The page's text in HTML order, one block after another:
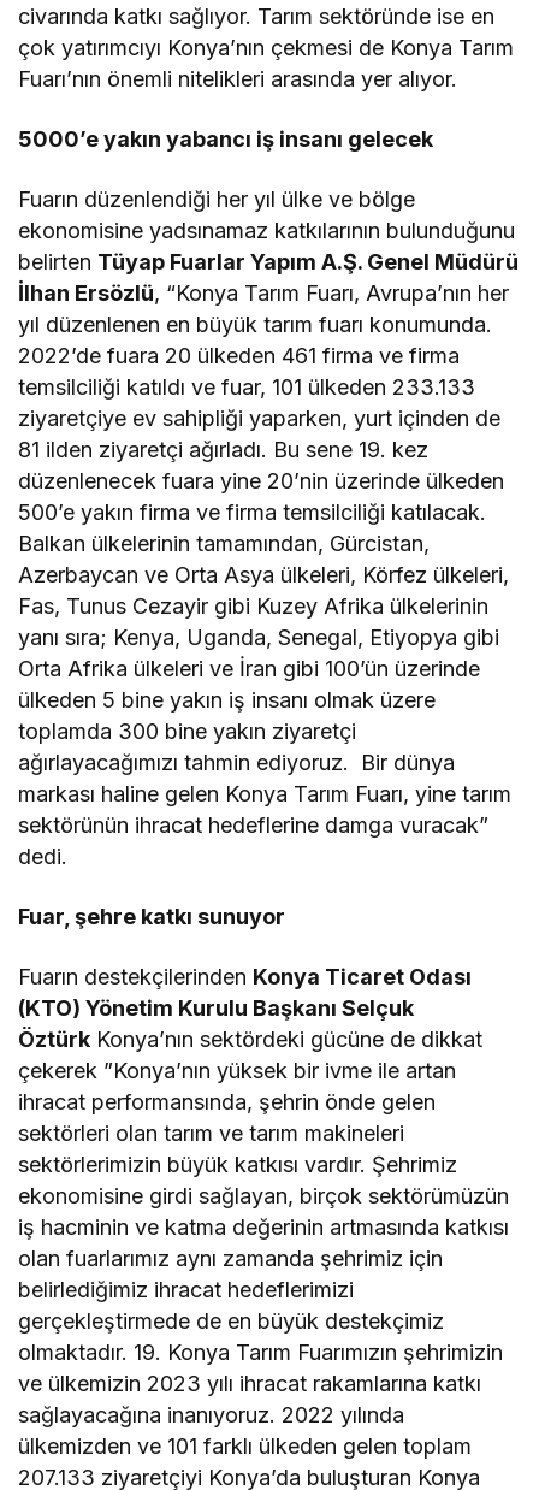
civarında katkı sağlıyor. Tarım sektöründe ise en
çok yatırımcıyı Konya’nın çekmesi de Konya Tarım
Fuarı’nın önemli nitelikleri arasında yer alıyor.
5000’e yakın yabancı iş insanı gelecek
Fuarın düzenlendiği her yıl ülke ve bölge
ekonomisine yadsınamaz katkılarının bulunduğunu
belirten Tüyap Fuarlar Yapım A.Ş. Genel Müdürü
İlhan Ersözlü, “Konya Tarım Fuarı, Avrupa’nın her
yıl düzenlenen en büyük tarım fuarı konumunda.
2022’de fuara 20 ülkeden 461 firma ve firma
temsilciliği katıldı ve fuar, 101 ülkeden 233.133
ziyaretçiye ev sahipliği yaparken, yurt içinden de
81 ilden ziyaretçi ağırladı. Bu sene 19. kez
düzenlenecek fuara yine 20’nin üzerinde ülkeden
500’e yakın firma ve firma temsilciliği katılacak.
Balkan ülkelerinin tamamından, Gürcistan,
Azerbaycan ve Orta Asya ülkeleri, Körfez ülkeleri,
Fas, Tunus Cezayir gibi Kuzey Afrika ülkelerinin
yanı sıra; Kenya, Uganda, Senegal, Etiyopya gibi
Orta Afrika ülkeleri ve İran gibi 100’ün üzerinde
ülkeden 5 bine yakın iş insanı olmak üzere
toplamda 300 bine yakın ziyaretçi
ağırlayacağımızı tahmin ediyoruz. Bir dünya
markası haline gelen Konya Tarım Fuarı, yine tarım
sektörünün ihracat hedeflerine damga vuracak”
dedi.
Fuar, şehre katkı sunuyor
Fuarın destekçilerinden Konya Ticaret Odası
(KTO) Yönetim Kurulu Başkanı Selçuk
Öztürk Konya’nın sektördeki gücüne de dikkat
çekerek ”Konya’nın yüksek bir ivme ile artan
ihracat performansında, şehrin önde gelen
sektörleri olan tarım ve tarım makineleri
sektörlerimizin büyük katkısı vardır. Şehrimiz
ekonomisine girdi sağlayan, birçok sektörümüzün
iş hacminin ve katma değerinin artmasında katkısı
olan fuarlarımız aynı zamanda şehrimiz için
belirlediğimiz ihracat hedeflerimizi
gerçekleştirmede de en büyük destekçimiz
olmaktadır. 19. Konya Tarım Fuarımızın şehrimizin
ve ülkemizin 2023 yılı ihracat rakamlarına katkı
sağlayacağına inanıyoruz. 2022 yılında
ülkemizden ve 101 farklı ülkeden gelen toplam
207.133 ziyaretçiyi Konya’da buluşturan Konya